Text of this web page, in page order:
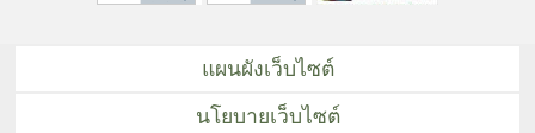
แผนผังเว็บไซต์
นโยบายเว็บไซต์